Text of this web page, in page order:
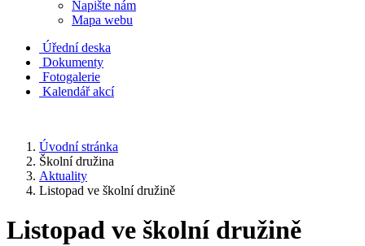
Napište nám
Mapa webu
Úřední deska
Dokumenty
Fotogalerie
Kalendář akcí
Úvodní stránka
Školní družina
Aktuality
Listopad ve školní družině
Listopad ve školní družině